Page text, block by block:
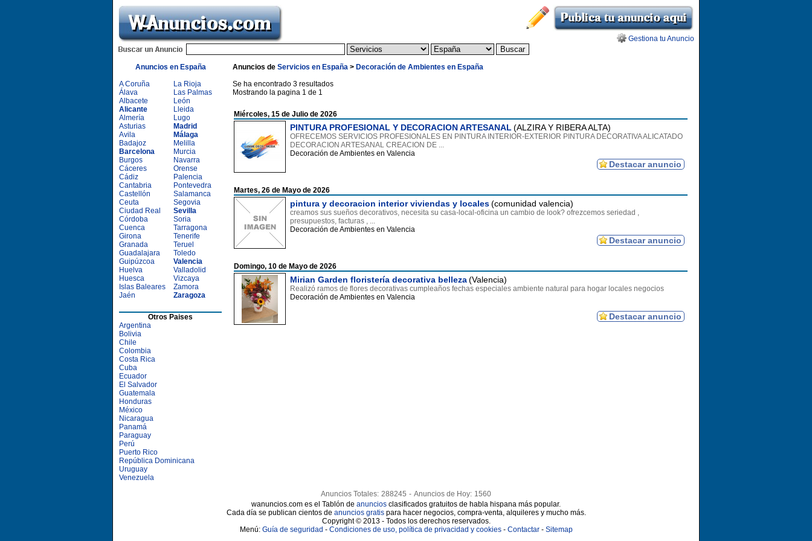
Gestiona tu Anuncio
Anuncios en España
A Coruña
Álava
Albacete
Alicante
Almería
Asturias
Avila
Badajoz
Barcelona
Burgos
Cáceres
Cádiz
Cantabria
Castellón
Ceuta
Ciudad Real
Córdoba
Cuenca
Girona
Granada
Guadalajara
Guipúzcoa
Huelva
Huesca
Islas Baleares
Jaén
La Rioja
Las Palmas
León
Lleida
Lugo
Madrid
Málaga
Melilla
Murcia
Navarra
Orense
Palencia
Pontevedra
Salamanca
Segovia
Sevilla
Soria
Tarragona
Tenerife
Teruel
Toledo
Valencia
Valladolid
Vizcaya
Zamora
Zaragoza
Otros Paises
Argentina
Bolivia
Chile
Colombia
Costa Rica
Cuba
Ecuador
El Salvador
Guatemala
Honduras
México
Nicaragua
Panamá
Paraguay
Perú
Puerto Rico
República Dominicana
Uruguay
Venezuela
Anuncios de Servicios en España > Decoración de Ambientes en España
Se ha encontrado 3 resultados
Mostrando la pagina 1 de 1
Miércoles, 15 de Julio de 2026
PINTURA PROFESIONAL Y DECORACION ARTESANAL (ALZIRA Y RIBERA ALTA)
OFRECEMOS SERVICIOS PROFESIONALES EN PINTURA INTERIOR-EXTERIOR PINTURA DECORATIVA ALICATADO
DECORACION ARTESANAL CREACION DE ...
Decoración de Ambientes en Valencia
Destacar anuncio
Martes, 26 de Mayo de 2026
pintura y decoracion interior viviendas y locales(comunidad valencia)
creamos sus sueños decorativos, necesita su casa-local-oficina un cambio de look? ofrezcemos seriedad ,
presupuestos, facturas , ...
Decoración de Ambientes en Valencia
Destacar anuncio
Domingo, 10 de Mayo de 2026
Mirian Garden floristería decorativa belleza(Valencia)
Realizó ramos de flores decorativas cumpleaños fechas especiales ambiente natural para hogar locales negocios
Decoración de Ambientes en Valencia
Destacar anuncio
Anuncios Totales: 288245 - Anuncios de Hoy: 1560
wanuncios.com es el Tablón de anuncios clasificados gratuitos de habla hispana más popular.
Cada día se publican cientos de anuncios gratispara hacer negocios, compra-venta, alquileres y mucho más.
Copyright © 2013 - Todos los derechos reservados.
Menú: Guía de seguridad - Condiciones de uso, política de privacidad y cookies- Contactar- Sitemap